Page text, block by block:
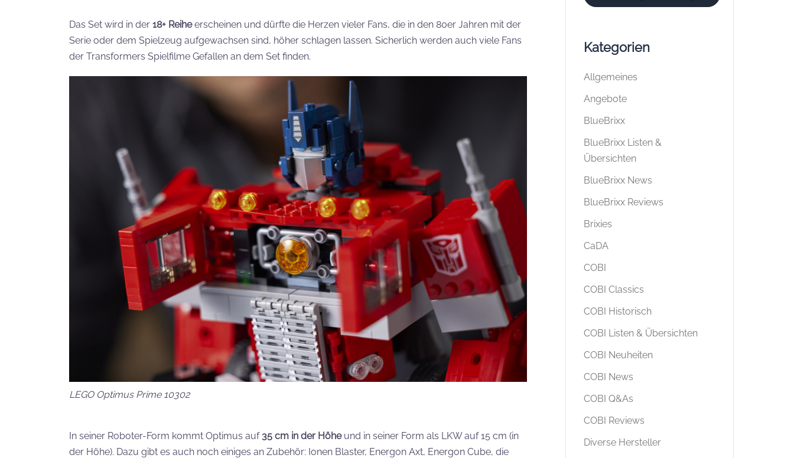
Das Set wird in der 18+ Reiheerscheinen und dürfte die Herzen vieler Fans, die in den 80er Jahren mit der
Serie oder dem Spielzeug aufgewachsen sind, höher schlagen lassen. Sicherlich werden auch viele Fans
der Transformers Spielfilme Gefallen an dem Set finden.
LEGO Optimus Prime 10302
In seiner Roboter-Form kommt Optimus auf 35 cm in der Höheund in seiner Form als LKW auf 15 cm (in
der Höhe). Dazu gibt es auch noch einiges an Zubehör: Ionen Blaster, Energon Axt, Energon Cube, die
Kategorien
Allgemeines
Angebote
BlueBrixx
BlueBrixx Listen &
Übersichten
BlueBrixx News
BlueBrixx Reviews
Brixies
CaDA
COBI
COBI Classics
COBI Historisch
COBI Listen & Übersichten
COBI Neuheiten
COBI News
COBI Q&As
COBI Reviews
Diverse Hersteller